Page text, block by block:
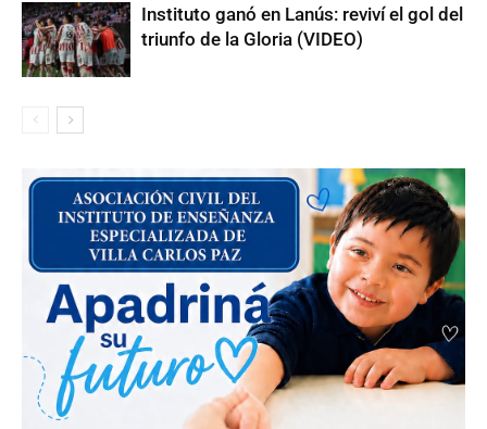
Instituto ganó en Lanús: reviví el gol del
triunfo de la Gloria (VIDEO)